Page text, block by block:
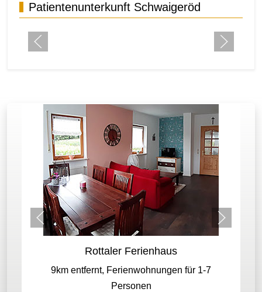
Patientenunterkunft Schwaigeröd
Rottaler Ferienhaus
9km entfernt, Ferienwohnungen für 1-7
Personen